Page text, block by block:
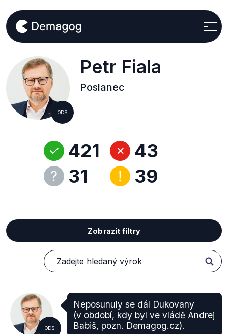
ODS
Petr Fiala
Poslanec
421
31
43
39
Zobrazit filtry
ODS
Neposunuly se dál Dukovany
(v období, kdy byl ve vládě Andrej
Babiš, pozn. Demagog.cz).